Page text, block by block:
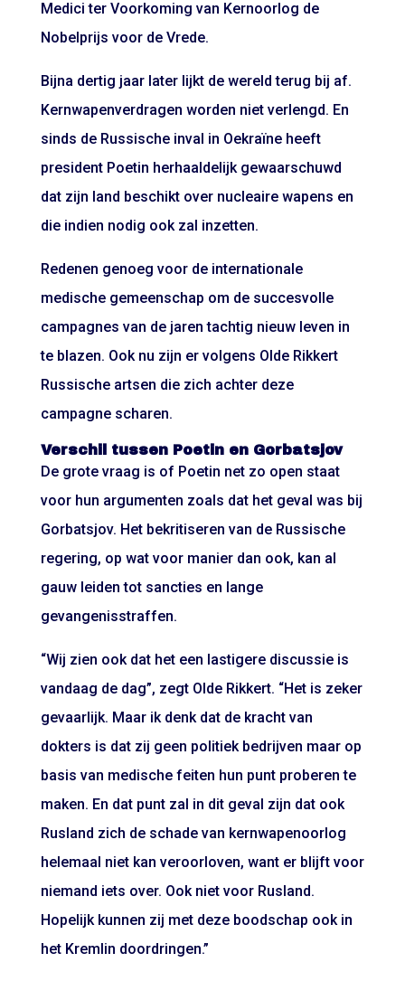
Medici ter Voorkoming van Kernoorlog de
Nobelprijs voor de Vrede.
Bijna dertig jaar later lijkt de wereld terug bij af.
Kernwapenverdragen worden niet verlengd. En
sinds de Russische inval in Oekraïne heeft
president Poetin herhaaldelijk gewaarschuwd
dat zijn land beschikt over nucleaire wapens en
die indien nodig ook zal inzetten.
Redenen genoeg voor de internationale
medische gemeenschap om de succesvolle
campagnes van de jaren tachtig nieuw leven in
te blazen. Ook nu zijn er volgens Olde Rikkert
Russische artsen die zich achter deze
campagne scharen.
Verschil tussen Poetin en Gorbatsjov
De grote vraag is of Poetin net zo open staat
voor hun argumenten zoals dat het geval was bij
Gorbatsjov. Het bekritiseren van de Russische
regering, op wat voor manier dan ook, kan al
gauw leiden tot sancties en lange
gevangenisstraffen.
“Wij zien ook dat het een lastigere discussie is
vandaag de dag”, zegt Olde Rikkert. “Het is zeker
gevaarlijk. Maar ik denk dat de kracht van
dokters is dat zij geen politiek bedrijven maar op
basis van medische feiten hun punt proberen te
maken. En dat punt zal in dit geval zijn dat ook
Rusland zich de schade van kernwapenoorlog
helemaal niet kan veroorloven, want er blijft voor
niemand iets over. Ook niet voor Rusland.
Hopelijk kunnen zij met deze boodschap ook in
het Kremlin doordringen.”